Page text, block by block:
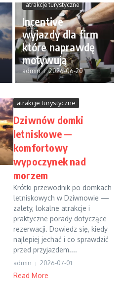
atrakcje turystyczne
Incentive
wyjazdy dla firm
które naprawdę
motywują
admin 2026-06-20
atrakcje turystyczne
Dziwnów domki
letniskowe —
komfortowy
wypoczynek nad
morzem
Krótki przewodnik po domkach
letniskowych w Dziwnowie —
zalety, lokalne atrakcje i
praktyczne porady dotyczące
rezerwacji. Dowiedz się, kiedy
najlepiej jechać i co sprawdzić
przed przyjazdem....
admin 2026-07-01
Read More